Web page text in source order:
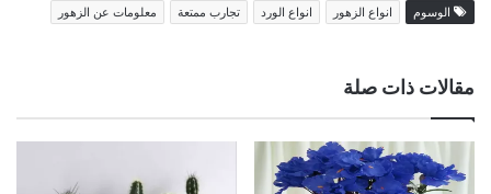
الوسوم انواع الزهور انواع الورد تجارب ممتعة معلومات عن الزهور
مقالات ذات صلة